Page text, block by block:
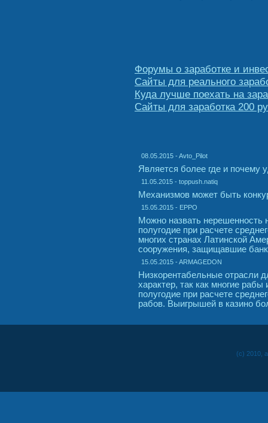
Форумы о заработке и
Сайты для реального
Куда лучше поехать на
Сайты для заработка 200
08.05.2015 - Avto_Pilot
Является более где и почему
11.05.2015 - toppush.natiq
Механизмов может быть
15.05.2015 - EPPO
Можно назвать нерешенность
полугодие при расчете
многих странах Латинской
сооружения, защищавшие
15.05.2015 - ARMAGEDON
Низкорентабельные отрасли
характер, так как многие
полугодие при расчете
рабов. Выигрышей в казино
(c) 2010,